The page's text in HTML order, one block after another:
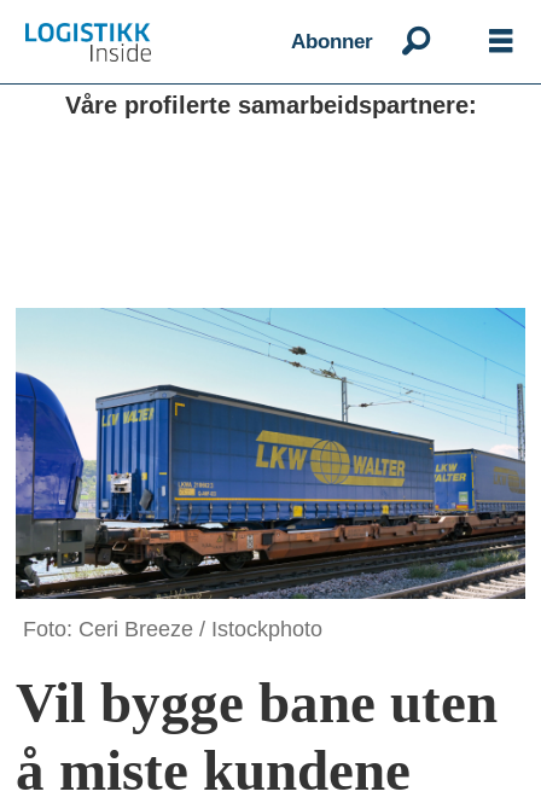
Abonner
Våre profilerte samarbeidspartnere:
Foto: Ceri Breeze / Istockphoto
Vil bygge bane uten
å miste kundene